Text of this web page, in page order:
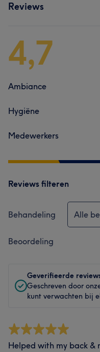
Reviews
4,7
Ambiance
Hygiëne
Medewerkers
Reviews filteren
Behandeling Alle
Beoordeling
Geverifieerde
Geschreven door
kunt verwachten bij
Helped with my back &